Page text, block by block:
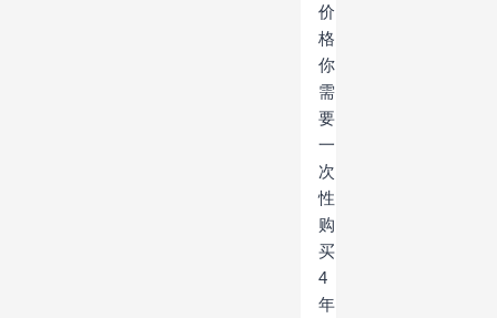
价
格
你
需
要
一
次
性
购
买
4
年